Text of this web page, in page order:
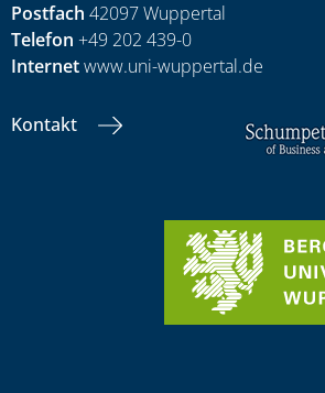
Postfach 42097 Wuppertal
Telefon +49 202 439-0
Internetwww.uni-wuppertal.de
Kontakt